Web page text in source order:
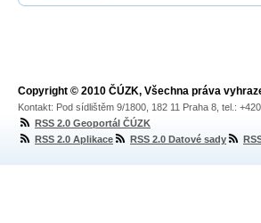
Copyright © 2010 ČÚZK, Všechna práva
Kontakt: Pod sídlištěm 9/1800, 182 11 Praha 8, tel.:
RSS 2.0 Geoportál ČÚZK
RSS 2.0 Aplikace
RSS 2.0 Datové sady